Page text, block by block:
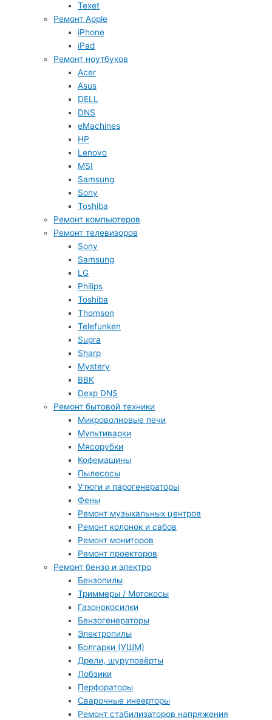
Texet
Ремонт Apple
iPhone
iPad
Ремонт ноутбуков
Acer
Asus
DELL
DNS
eMachines
HP
Lenovo
MSI
Samsung
Sony
Toshiba
Ремонт компьютеров
Ремонт телевизоров
Sony
Samsung
LG
Philips
Toshiba
Thomson
Telefunken
Supra
Sharp
Mystery
BBK
Dexp DNS
Ремонт бытовой техники
Микроволновые печи
Мультиварки
Мясорубки
Кофемашины
Пылесосы
Утюги и парогенераторы
Фены
Ремонт музыкальных центров
Ремонт колонок и сабов
Ремонт мониторов
Ремонт проекторов
Ремонт бензо и электро
Бензопилы
Триммеры / Мотокосы
Газонокосилки
Бензогенераторы
Электропилы
Болгарки (УШМ)
Дрели, шуруповёрты
Лобзики
Перфораторы
Сварочные инверторы
Ремонт стабилизаторов напряжения